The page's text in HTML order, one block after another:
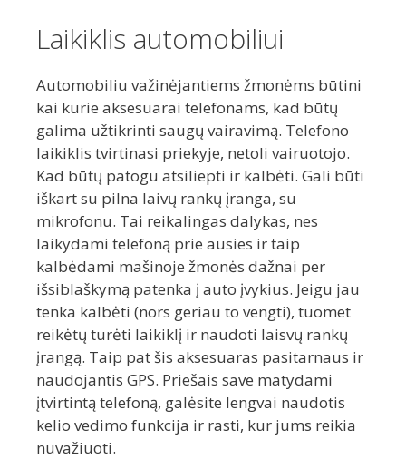
Laikiklis automobiliui
Automobiliu važinėjantiems žmonėms būtini
kai kurie aksesuarai telefonams, kad būtų
galima užtikrinti saugų vairavimą. Telefono
laikiklis tvirtinasi priekyje, netoli vairuotojo.
Kad būtų patogu atsiliepti ir kalbėti. Gali būti
iškart su pilna laivų rankų įranga, su
mikrofonu. Tai reikalingas dalykas, nes
laikydami telefoną prie ausies ir taip
kalbėdami mašinoje žmonės dažnai per
išsiblaškymą patenka į auto įvykius. Jeigu jau
tenka kalbėti (nors geriau to vengti), tuomet
reikėtų turėti laikiklį ir naudoti laisvų rankų
įrangą. Taip pat šis aksesuaras pasitarnaus ir
naudojantis GPS. Priešais save matydami
įtvirtintą telefoną, galėsite lengvai naudotis
kelio vedimo funkcija ir rasti, kur jums reikia
nuvažiuoti.